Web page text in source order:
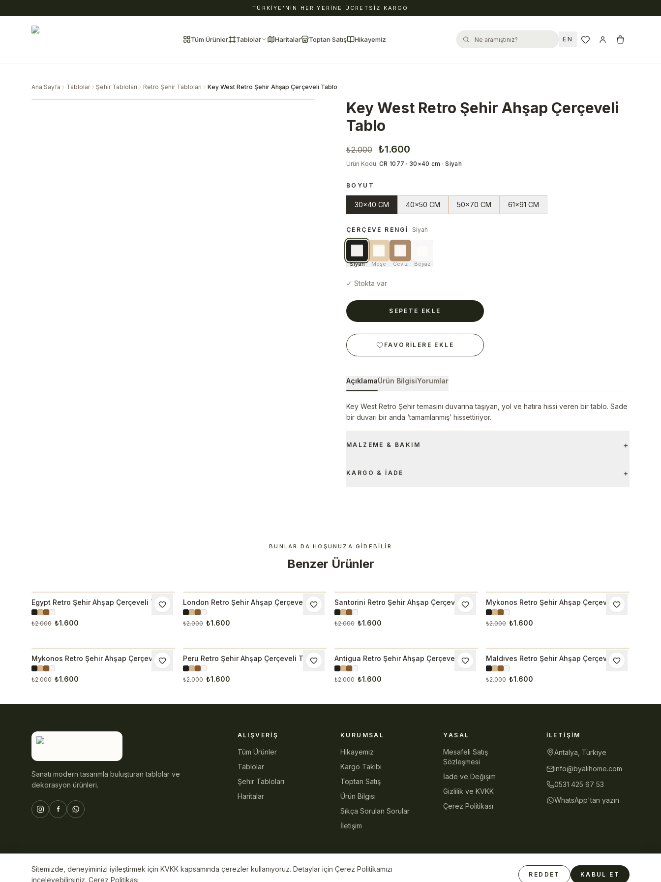
TÜRKİYE'NİN HER YERİNE ÜCRETSİZ KARGO
Tüm Ürünler Tablolar Haritalar Toptan Satış Hikayemiz EN
Ana Sayfa Tablolar Şehir Tabloları Retro Şehir Tabloları Key West Retro Şehir Ahşap Çerçeveli Tablo
Key West Retro Şehir Ahşap Çerçeveli
Tablo
₺2.000 ₺1.600
Ürün Kodu: CR 1077 · 30×40 cm · Siyah
BOYUT
30x40 CM 40x50 CM 50x70 CM 61x91 CM
ÇERÇEVE RENGI Siyah
Siyah Meşe Ceviz Beyaz
✓ Stokta var
SEPETE EKLE
FAVORILERE EKLE
AçıklamaÜrün BilgisiYorumlar
Key West Retro Şehir temasını duvarına taşıyan, yol ve hatıra hissi veren bir tablo. Sade
bir duvarı bir anda ‘tamamlanmış’ hissettiriyor.
MALZEME & BAKIM +
KARGO & İADE +
BUNLAR DA HOŞUNUZA GIDEBILIR
Benzer Ürünler
İNDIRIM
Egypt Retro Şehir Ahşap Çerçeveli Tablo
1052
₺2.000 ₺1.600
İNDIRIM
London Retro Şehir Ahşap Çerçeveli
Tablo 1053
₺2.000 ₺1.600
İNDIRIM
Santorini Retro Şehir Ahşap Çerçeveli
Tablo 1054
₺2.000 ₺1.600
İNDIRIM
Mykonos Retro Şehir Ahşap Çerçeveli
Tablo 1055
₺2.000 ₺1.600
İNDIRIM
Mykonos Retro Şehir Ahşap Çerçeveli
Tablo 1056
₺2.000 ₺1.600
İNDIRIM
Peru Retro Şehir Ahşap Çerçeveli Tablo
₺2.000 ₺1.600
İNDIRIM
Antigua Retro Şehir Ahşap Çerçeveli
Tablo
₺2.000 ₺1.600
İNDIRIM
Maldives Retro Şehir Ahşap Çerçeveli
Tablo
₺2.000 ₺1.600
Sanatı modern tasarımla buluşturan tablolar ve
dekorasyon ürünleri.
ALIŞVERIŞ
Tüm Ürünler
Tablolar
Şehir Tabloları
Haritalar
KURUMSAL
Hikayemiz
Kargo Takibi
Toptan Satış
Ürün Bilgisi
Sıkça Sorulan Sorular
İletişim
YASAL
Mesafeli Satış
Sözleşmesi
İade ve Değişim
Gizlilik ve KVKK
Çerez Politikası
İLETIŞIM
Antalya, Türkiye
info@byalihome.com
0531 425 67 53
WhatsApp'tan yazın
© 2026 ByAli Home. Tüm hakları saklıdır. Visa Mastercard Havale/EFT
Sitemizde, deneyiminizi iyileştirmek için KVKK kapsamında çerezler kullanıyoruz. Detaylar için Çerez Politikamızı
inceleyebilirsiniz. Çerez Politikası
REDDET KABUL ET